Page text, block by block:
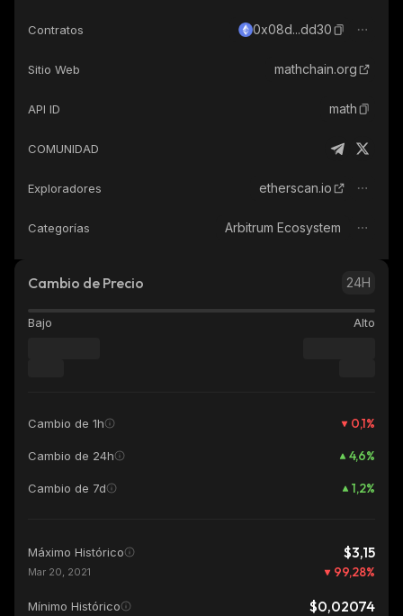
Contratos 0x08d...dd30
Sitio Web mathchain.org
API ID math
COMUNIDAD
Exploradores etherscan.io
Categorías Arbitrum Ecosystem
Cambio de Precio 24H
Bajo Alto
Cambio de 1h 0,1%
Cambio de 24h 4,6%
Cambio de 7d 1,2%
Máximo Histórico $3,15
Mar 20, 2021 99,28%
Mínimo Histórico $0,02074